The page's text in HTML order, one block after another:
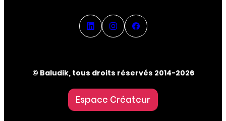
© Baludik, tous droits réservés 2014-2026
Espace Créateur